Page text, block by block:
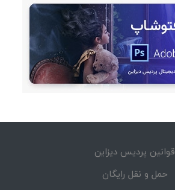
قوانین پردیس دیزاین
حمل و نقل رایگان